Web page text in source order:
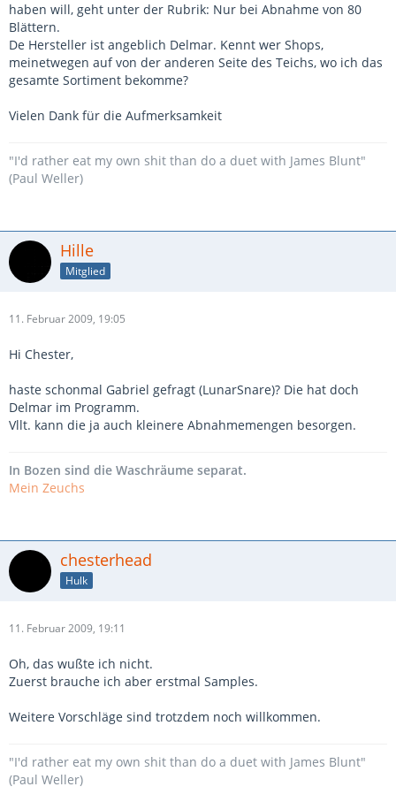
haben will, geht unter der Rubrik: Nur bei Abnahme von 80
Blättern.
De Hersteller ist angeblich Delmar. Kennt wer Shops,
meinetwegen auf von der anderen Seite des Teichs, wo ich das
gesamte Sortiment bekomme?
Vielen Dank für die Aufmerksamkeit
"I'd rather eat my own shit than do a duet with James Blunt"
(Paul Weller)
Hille
Mitglied
11. Februar 2009, 19:05
Hi Chester,
haste schonmal Gabriel gefragt (LunarSnare)? Die hat doch
Delmar im Programm.
Vllt. kann die ja auch kleinere Abnahmemengen besorgen.
In Bozen sind die Waschräume separat.
Mein Zeuchs
chesterhead
Hulk
11. Februar 2009, 19:11
Oh, das wußte ich nicht.
Zuerst brauche ich aber erstmal Samples.
Weitere Vorschläge sind trotzdem noch willkommen.
"I'd rather eat my own shit than do a duet with James Blunt"
(Paul Weller)